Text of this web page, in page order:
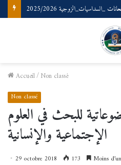
_السداسيات_الزوجية 2025/2026
Accueil/Non classé
Non classé
للبحث في العلوم
الإجتماعية والإنسانية
29 octobre 2018 173 Moins